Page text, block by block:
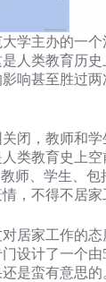
学主办的一个
人类教育历史
响甚至胜过两
闭，教师和学
类教育史上空
师、学生、包
，不得不居家
居家工作的态
设计了一个由
是蛮有意思的